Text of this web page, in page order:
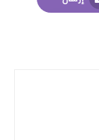
Email